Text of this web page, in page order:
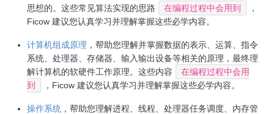
思想的。这些常见算法实现的思路
在编程过程中会用到
，
Ficow 建议您认真学习并理解掌握这些必学内容。
计算机组成原理 ，帮助您理解并掌握数据的表示、运算、指令
系统、处理器、存储器、输入输出设备等相关的原理，最终理
解计算机的软硬件工作原理。这些内容
在编程过程中会用
到
，Ficow 建议您认真学习并理解掌握这些必学内容。
操作系统 ，帮助您理解进程、线程、处理器任务调度、内存管